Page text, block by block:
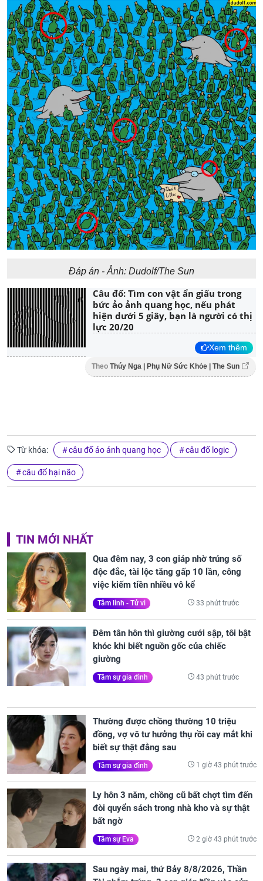
Đáp án - Ảnh: Dudolf/The Sun
Câu đố: Tìm con vật ẩn giấu trong
bức ảo ảnh quang học, nếu phát
hiện dưới 5 giây, bạn là người có thị
lực 20/20
Xem thêm
Theo Thúy Nga | Phụ Nữ Sức Khỏe | The Sun
Từ khóa: câu đố ảo ảnh quang học câu đố logic
câu đố hại não
TIN MỚI NHẤT
Qua đêm nay, 3 con giáp nhờ trúng số
độc đắc, tài lộc tăng gấp 10 lần, công
việc kiếm tiền nhiều vô kể
Tâm linh - Tử vi 33 phút trước
Đêm tân hôn thì giường cưới sập, tôi bật
khóc khi biết nguồn gốc của chiếc
giường
Tâm sự gia đình 43 phút trước
Thường được chồng thường 10 triệu
đồng, vợ vô tư hưởng thụ rồi cay mắt khi
biết sự thật đằng sau
Tâm sự gia đình 1 giờ 43 phút trước
Ly hôn 3 năm, chồng cũ bất chợt tìm đến
đòi quyển sách trong nhà kho và sự thật
bất ngờ
Tâm sự Eva 2 giờ 43 phút trước
Sau ngày mai, thứ Bảy 8/8/2026, Thần